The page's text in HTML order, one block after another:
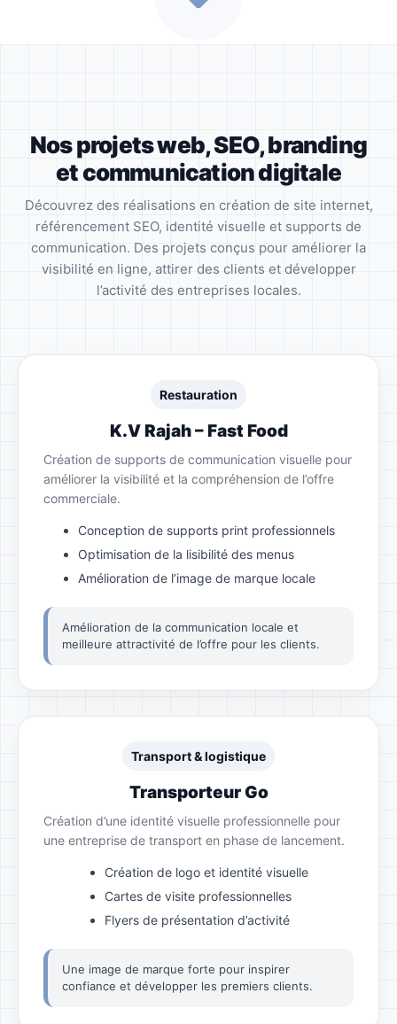
Nos projets web, SEO, branding
et communication digitale
Découvrez des réalisations en création de site internet,
référencement SEO, identité visuelle et supports de
communication. Des projets conçus pour améliorer la
visibilité en ligne, attirer des clients et développer
l’activité des entreprises locales.
Restauration
K.V Rajah – Fast Food
Création de supports de communication visuelle pour
améliorer la visibilité et la compréhension de l’offre
commerciale.
Conception de supports print professionnels
Optimisation de la lisibilité des menus
Amélioration de l’image de marque locale
Amélioration de la communication locale et
meilleure attractivité de l’offre pour les clients.
Transport & logistique
Transporteur Go
Création d’une identité visuelle professionnelle pour
une entreprise de transport en phase de lancement.
Création de logo et identité visuelle
Cartes de visite professionnelles
Flyers de présentation d’activité
Une image de marque forte pour inspirer
confiance et développer les premiers clients.